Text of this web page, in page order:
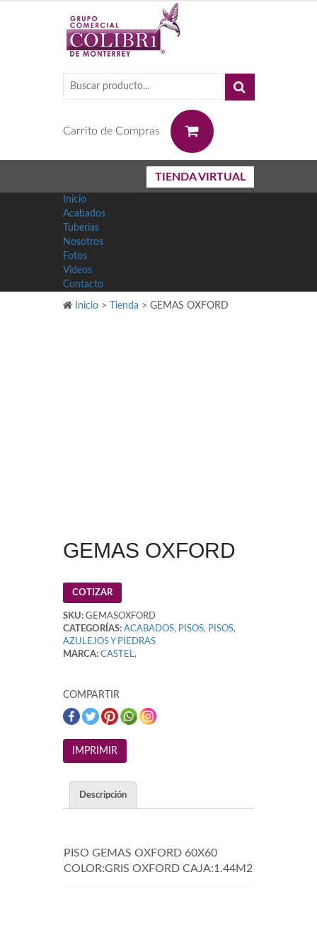
Carrito de Compras
TIENDA VIRTUAL
Inicio
Acabados
Tuberias
Nosotros
Fotos
Videos
Contacto
Inicio > Tienda > GEMAS OXFORD
GEMAS OXFORD
COTIZAR
SKU: GEMASOXFORD
CATEGORÍAS: ACABADOS, PISOS, PISOS,
AZULEJOS Y PIEDRAS
MARCA: CASTEL,
COMPARTIR
Descripción
PISO GEMAS OXFORD 60X60
COLOR:GRIS OXFORD CAJA:1.44M2